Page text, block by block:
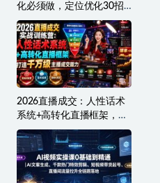
化必须做，定位优化30招
让流量翻倍
2026直播成交：人性话术
系统+高转化直播框架，打
造千万级主播成交能力